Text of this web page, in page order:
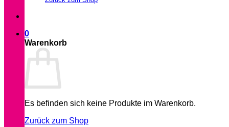
0
Warenkorb
Es befinden sich keine Produkte im Warenkorb.
Zurück zum Shop